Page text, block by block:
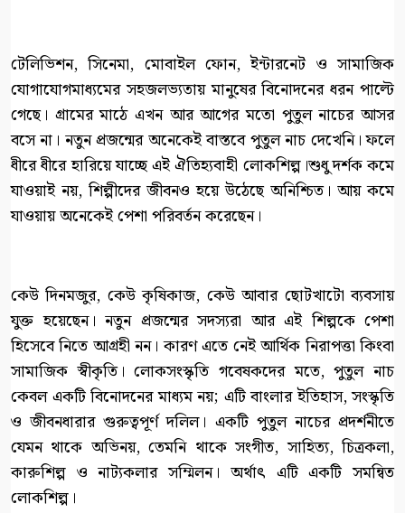
টেলিভিশন, সিনেমা, মোবাইল ফোন, ইন্টারনেট ও সামাজিক
যোগাযোগমাধ্যমের সহজলভ্যতায় মানুষের বিনোদনের ধরন পাল্টে
গেছে। গ্রামের মাঠে এখন আর আগের মতো পুতুল নাচের আসর
বসে না। নতুন প্রজন্মের অনেকেই বাস্তবে পুতুল নাচ দেখেনি। ফলে
ধীরে ধীরে হারিয়ে যাচ্ছে এই ঐতিহ্যবাহী লোকশিল্প।শুধু দর্শক কমে
যাওয়াই নয়, শিল্পীদের জীবনও হয়ে উঠেছে অনিশ্চিত। আয় কমে
যাওয়ায় অনেকেই পেশা পরিবর্তন করেছেন।
কেউ দিনমজুর, কেউ কৃষিকাজ, কেউ আবার ছোটখাটো ব্যবসায়
যুক্ত হয়েছেন। নতুন প্রজন্মের সদস্যরা আর এই শিল্পকে পেশা
হিসেবে নিতে আগ্রহী নন। কারণ এতে নেই আর্থিক নিরাপত্তা কিংবা
সামাজিক স্বীকৃতি। লোকসংস্কৃতি গবেষকদের মতে, পুতুল নাচ
কেবল একটি বিনোদনের মাধ্যম নয়; এটি বাংলার ইতিহাস, সংস্কৃতি
ও জীবনধারার গুরুত্বপূর্ণ দলিল। একটি পুতুল নাচের প্রদর্শনীতে
যেমন থাকে অভিনয়, তেমনি থাকে সংগীত, সাহিত্য, চিত্রকলা,
কারুশিল্প ও নাট্যকলার সম্মিলন। অর্থাৎ এটি একটি সমন্বিত
লোকশিল্প।